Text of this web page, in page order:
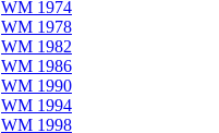
WM 1974
WM 1978
WM 1982
WM 1986
WM 1990
WM 1994
WM 1998